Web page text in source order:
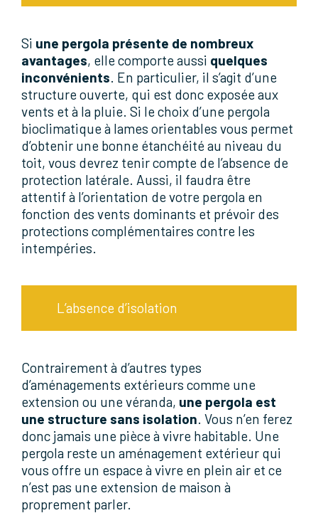
Si une pergola présente de nombreux
avantages, elle comporte aussi quelques
inconvénients. En particulier, il s’agit d’une
structure ouverte, qui est donc exposée aux
vents et à la pluie. Si le choix d’une pergola
bioclimatique à lames orientables vous permet
d’obtenir une bonne étanchéité au niveau du
toit, vous devrez tenir compte de l’absence de
protection latérale. Aussi, il faudra être
attentif à l’orientation de votre pergola en
fonction des vents dominants et prévoir des
protections complémentaires contre les
intempéries.
L’absence d’isolation
Contrairement à d’autres types
d’aménagements extérieurs comme une
extension ou une véranda, une pergola est
une structure sans isolation. Vous n’en ferez
donc jamais une pièce à vivre habitable. Une
pergola reste un aménagement extérieur qui
vous offre un espace à vivre en plein air et ce
n’est pas une extension de maison à
proprement parler.